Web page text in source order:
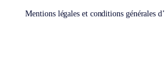
Mentions légales et conditions générales